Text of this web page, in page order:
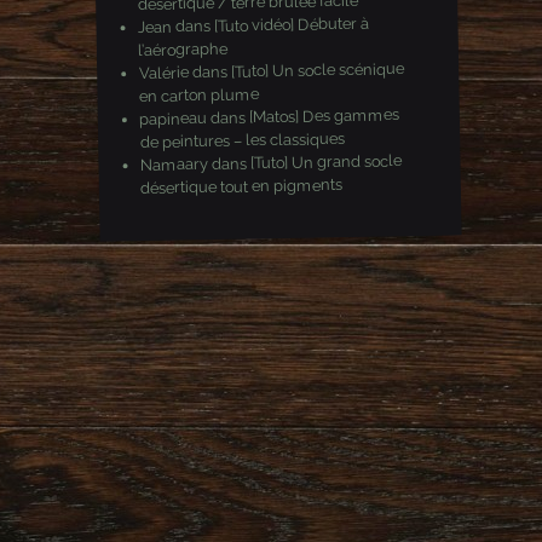
Jean dans [Tuto vidéo] Débuter à
l’aérographe
Valériedans [Tuto] Un socle scénique
en carton plume
papineau dans [Matos] Des gammes
de peintures – les classiques
Namaarydans [Tuto] Un grand socle
désertique tout en pigments